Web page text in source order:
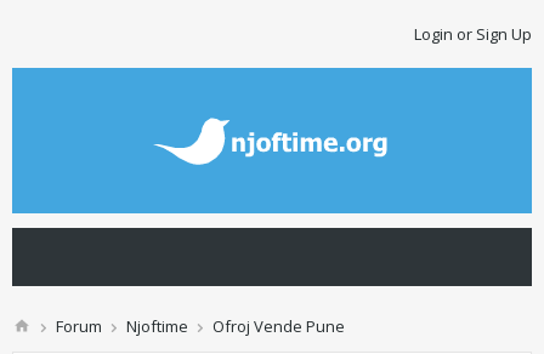
Login or Sign Up
Forum Njoftime Ofroj Vende Pune